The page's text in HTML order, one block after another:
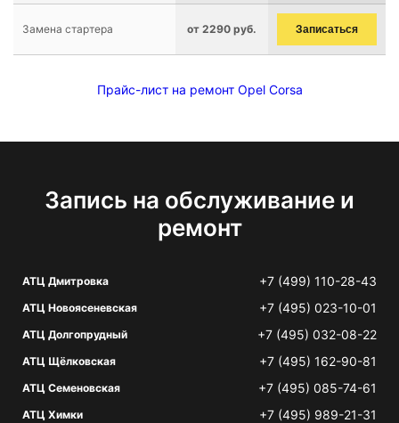
Замена стартера от 2290 руб. Записаться
Прайс-лист на ремонт Opel Corsa
Запись на обслуживание и
ремонт
АТЦ Дмитровка +7 (499) 110-28-43
АТЦ Новоясеневская +7 (495) 023-10-01
АТЦ Долгопрудный +7 (495) 032-08-22
АТЦ Щёлковская +7 (495) 162-90-81
АТЦ Семеновская +7 (495) 085-74-61
АТЦ Химки +7 (495) 989-21-31